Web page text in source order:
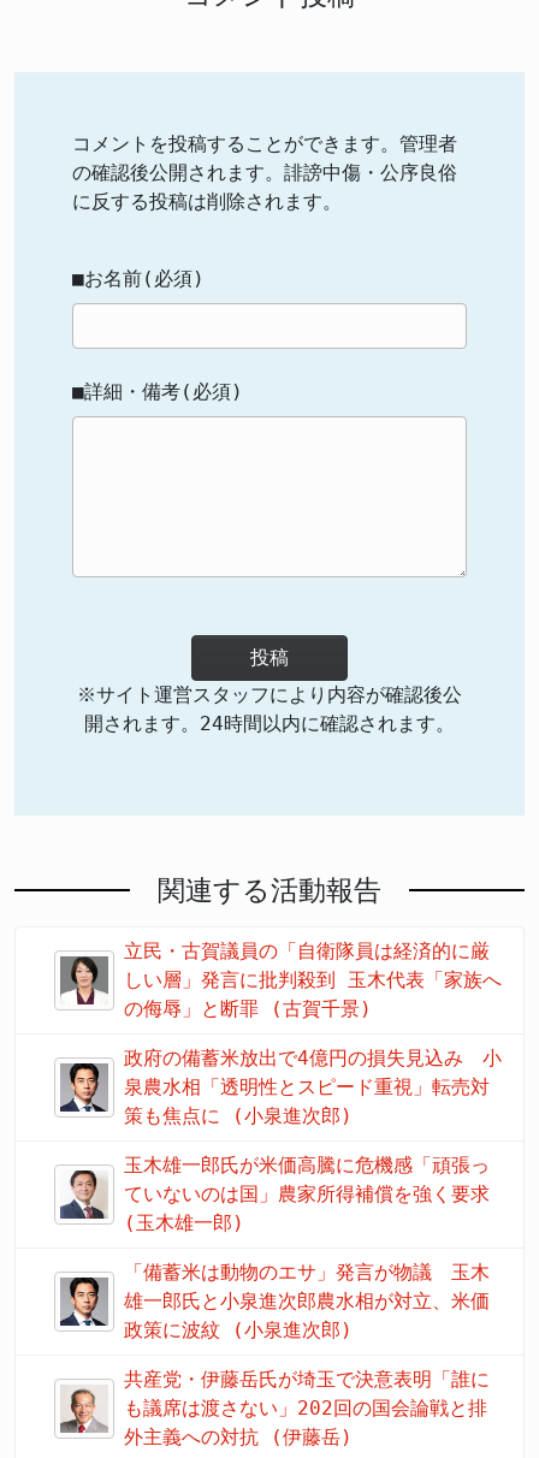
コメントを投稿することができます。管理者
の確認後公開されます。誹謗中傷・公序良俗
に反する投稿は削除されます。
■お名前(必須)
■詳細・備考(必須)
投稿
※サイト運営スタッフにより内容が確認後公
開されます。24時間以内に確認されます。
関連する活動報告
立民・古賀議員の「自衛隊員は経済的に厳
しい層」発言に批判殺到 玉木代表「家族へ
の侮辱」と断罪 (古賀千景)
政府の備蓄米放出で4億円の損失見込み 小
泉農水相「透明性とスピード重視」転売対
策も焦点に (小泉進次郎)
玉木雄一郎氏が米価高騰に危機感「頑張っ
ていないのは国」農家所得補償を強く要求
(玉木雄一郎)
「備蓄米は動物のエサ」発言が物議 玉木
雄一郎氏と小泉進次郎農水相が対立、米価
政策に波紋 (小泉進次郎)
共産党・伊藤岳氏が埼玉で決意表明「誰に
も議席は渡さない」202回の国会論戦と排
外主義への対抗 (伊藤岳)